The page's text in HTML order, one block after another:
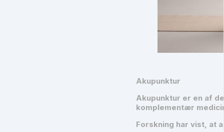
Akupunktur
Akupunktur er en af
komplementær
Forskning har vist, at